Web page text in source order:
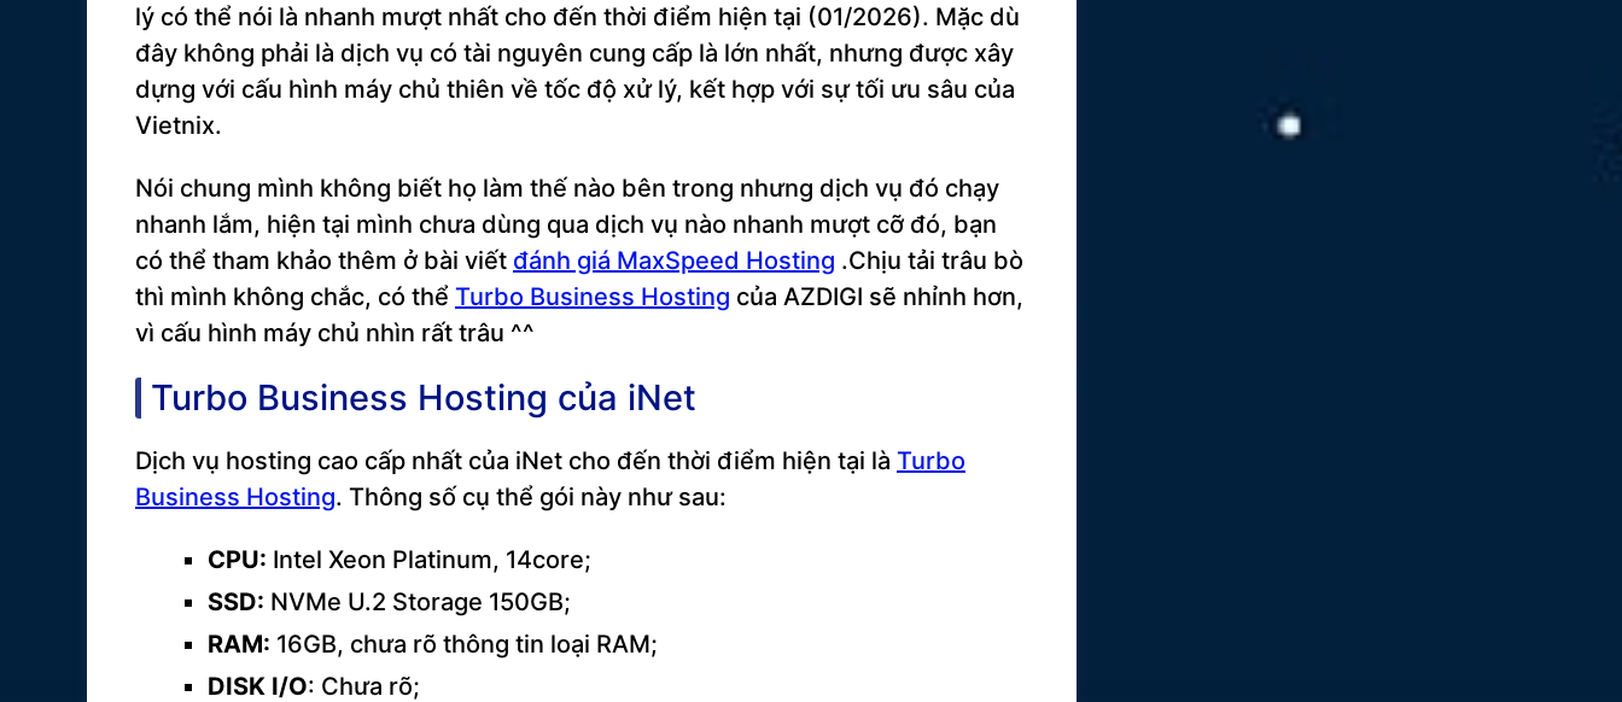
lý có thể nói là nhanh mượt nhất cho đến thời điểm hiện tại (01/2026). Mặc dù
đây không phải là dịch vụ có tài nguyên cung cấp là lớn nhất, nhưng được xây
dựng với cấu hình máy chủ thiên về tốc độ xử lý, kết hợp với sự tối ưu sâu của
Vietnix.
Nói chung mình không biết họ làm thế nào bên trong nhưng dịch vụ đó chạy
nhanh lắm, hiện tại mình chưa dùng qua dịch vụ nào nhanh mượt cỡ đó, bạn
có thể tham khảo thêm ở bài viết đánh giá MaxSpeed Hosting .Chịu tải trâu bò
thì mình không chắc, có thể Turbo Business Hosting của AZDIGI sẽ nhỉnh hơn,
vì cấu hình máy chủ nhìn rất trâu ^^
Turbo Business Hosting của iNet
Dịch vụ hosting cao cấp nhất của iNet cho đến thời điểm hiện tại là Turbo
Business Hosting. Thông số cụ thể gói này như sau:
CPU: Intel Xeon Platinum, 14core;
SSD: NVMe U.2 Storage 150GB;
RAM: 16GB, chưa rõ thông tin loại RAM;
DISK I/O: Chưa rõ;